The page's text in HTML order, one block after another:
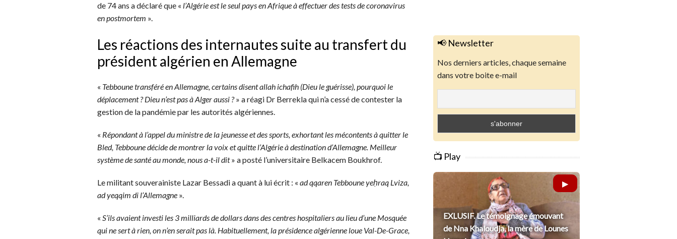
de 74 ans a déclaré que « l’Algérie est le seul pays en Afrique à effectuer des tests de coronavirus
en postmortem ».
Les réactions des internautes suite au transfert du
président algérien en Allemagne
« Tebboune transféré en Allemagne, certains disent allah ichafih (Dieu le guérisse), pourquoi le
déplacement ? Dieu n’est pas à Alger aussi ?» a réagi Dr Berrekla qui n’a cessé de contester la
gestion de la pandémie par les autorités algériennes.
« Répondant à l’appel du ministre de la jeunesse et des sports, exhortant les mécontents à quitter le
Bled, Tebboune décide de montrer la voix et quitte l’Algérie à destination d’Allemagne. Meilleur
système de santé au monde, nous a-t-il dit» a posté l’universitaire Belkacem Boukhrof.
Le militant souverainiste Lazar Bessadi a quant à lui écrit : «ad qqaren Tebboune yeḥraq Lviza,
ad yeqqim di l’Allemagne ».
« S’ils avaient investi les 3 milliards de dollars dans des centres hospitaliers au lieu d’une Mosquée
qui ne sert à rien, on n’en serait pas là. Habituellement, la présidence algérienne loue Val-De-Grace,
📢 Newsletter
Nos derniers articles, chaque semaine
dans votre boite e-mail
📺 Play
EXLUSIF. Le témoignage émouvant
de Nna Khaloudja, la mère de Lounes